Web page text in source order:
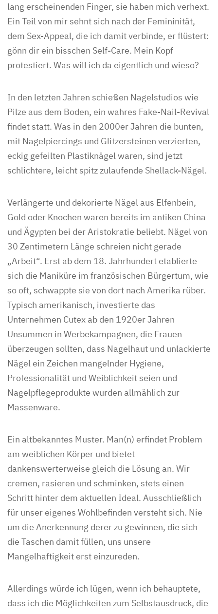
lang erscheinenden Finger, sie haben mich verhext.
Ein Teil von mir sehnt sich nach der Femininität,
dem Sex-Appeal, die ich damit verbinde, er flüstert:
gönn dir ein bisschen Self-Care. Mein Kopf
protestiert. Was will ich da eigentlich und wieso?
In den letzten Jahren schießen Nagelstudios wie
Pilze aus dem Boden, ein wahres Fake-Nail-Revival
findet statt. Was in den 2000er Jahren die bunten,
mit Nagelpiercings und Glitzersteinen verzierten,
eckig gefeilten Plastiknägel waren, sind jetzt
schlichtere, leicht spitz zulaufende Shellack-Nägel.
Verlängerte und dekorierte Nägel aus Elfenbein,
Gold oder Knochen waren bereits im antiken China
und Ägypten bei der Aristokratie beliebt. Nägel von
30 Zentimetern Länge schreien nicht gerade
„Arbeit“. Erst ab dem 18. Jahrhundert etablierte
sich die Maniküre im französischen Bürgertum, wie
so oft, schwappte sie von dort nach Amerika rüber.
Typisch amerikanisch, investierte das
Unternehmen Cutex ab den 1920er Jahren
Unsummen in Werbekampagnen, die Frauen
überzeugen sollten, dass Nagelhaut und unlackierte
Nägel ein Zeichen mangelnder Hygiene,
Professionalität und Weiblichkeit seien und
Nagelpflegeprodukte wurden allmählich zur
Massenware.
Ein altbekanntes Muster. Man(n) erfindet Problem
am weiblichen Körper und bietet
dankenswerterweise gleich die Lösung an. Wir
cremen, rasieren und schminken, stets einen
Schritt hinter dem aktuellen Ideal. Ausschließlich
für unser eigenes Wohlbefinden versteht sich. Nie
um die Anerkennung derer zu gewinnen, die sich
die Taschen damit füllen, uns unsere
Mangelhaftigkeit erst einzureden.
Allerdings würde ich lügen, wenn ich behauptete,
dass ich die Möglichkeiten zum Selbstausdruck, die